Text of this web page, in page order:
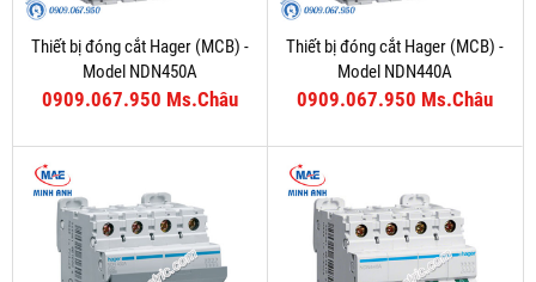
Thiết bị đóng cắt Hager (MCB) -
Model NDN450A
0909.067.950 Ms.Châu
Thiết bị đóng cắt Hager (MCB) -
Model NDN440A
0909.067.950 Ms.Châu